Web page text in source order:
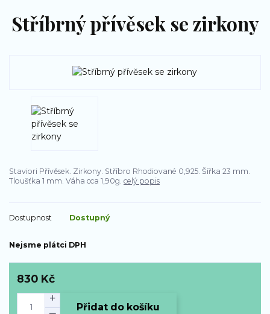
Stříbrný přívěsek se zirkony
Staviori Přívěsek. Zirkony. Stříbro Rhodiované 0,925. Šířka 23 mm.
Tloušťka 1 mm. Váha cca 1,90g. celý popis
Dostupnost Dostupný
Nejsme plátci DPH
830 Kč
Přidat do košíku